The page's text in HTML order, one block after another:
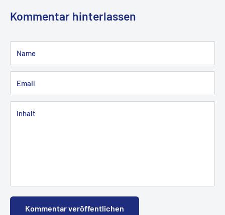
Kommentar hinterlassen
Name
Email
Inhalt
Kommentar veröffentlichen